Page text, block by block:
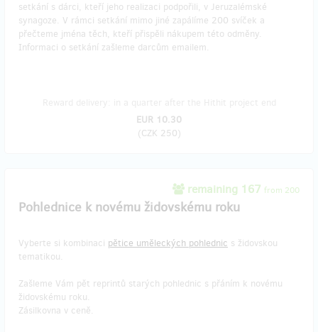
setkání s dárci, kteří jeho realizaci podpořili, v Jeruzalémské
synagoze. V rámci setkání mimo jiné zapálíme 200 svíček a
přečteme jména těch, kteří přispěli nákupem této odměny.
Informaci o setkání zašleme darcům emailem.
EUR 10.30
(CZK 250)
remaining 167 from 200
Pohlednice k novému židovskému roku
Vyberte si kombinaci pětice uměleckých pohlednic s židovskou
tematikou.
Zašleme Vám pět reprintů starých pohlednic s přáním k novému
židovskému roku.
Zásilkovna v ceně.